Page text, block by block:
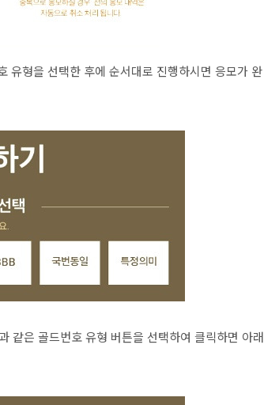
유형을 선택한 후에 순서대로 진행하시면 응모가 완
같은 골드번호 유형 버튼을 선택하여 클릭하면 아래